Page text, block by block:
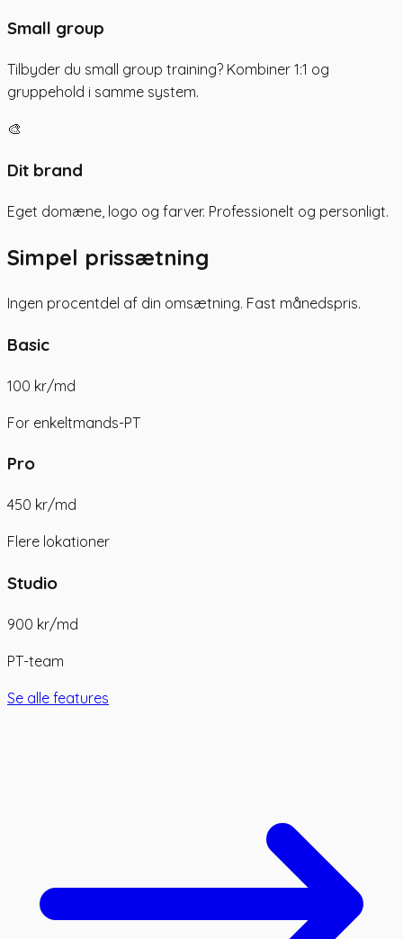
Small group
Tilbyder du small group training? Kombiner 1:1 og
gruppehold i samme system.
🎨
Dit brand
Eget domæne, logo og farver. Professionelt og personligt.
Simpel prissætning
Ingen procentdel af din omsætning. Fast månedspris.
Basic
100 kr/md
For enkeltmands-PT
Pro
450 kr/md
Flere lokationer
Studio
900 kr/md
PT-team
Se alle features